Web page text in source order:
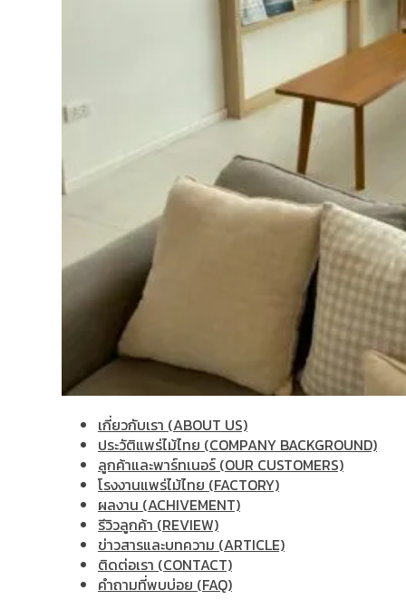
เกี่ยวกับเรา (ABOUT US)
ประวัติแพร่ไม้ไทย (COMPANY BACKGROUND)
ลูกค้าและพาร์ทเนอร์ (OUR CUSTOMERS)
โรงงานแพร่ไม้ไทย (FACTORY)
ผลงาน (ACHIVEMENT)
รีวิวลูกค้า (REVIEW)
ข่าวสารและบทความ (ARTICLE)
ติดต่อเรา (CONTACT)
คำถามที่พบบ่อย (FAQ)